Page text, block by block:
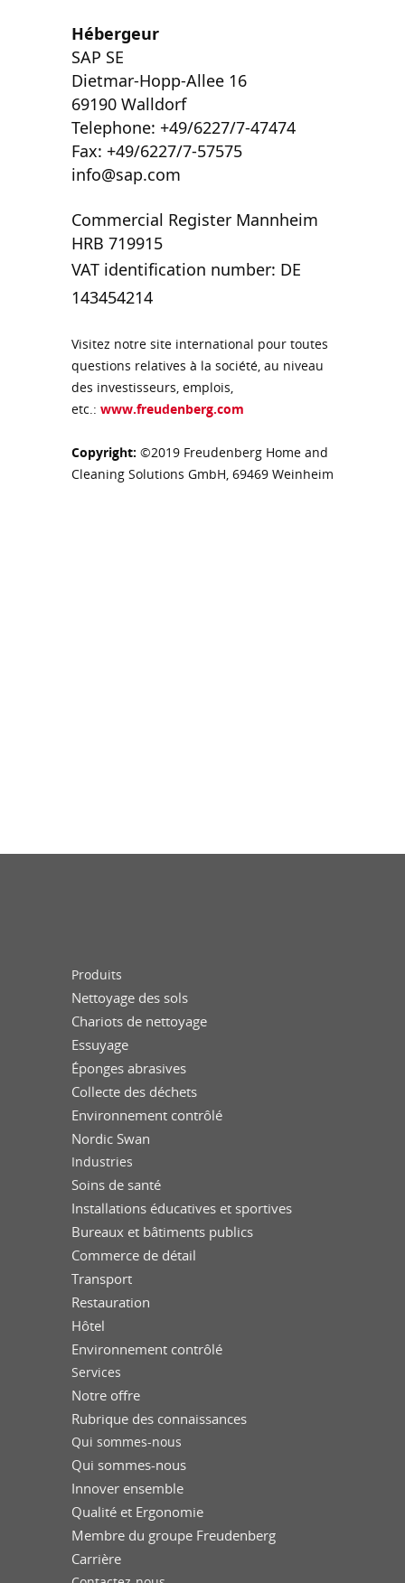
Hébergeur
SAP SE
Dietmar-Hopp-Allee 16
69190 Walldorf
Telephone: +49/6227/7-47474
Fax: +49/6227/7-57575
info@sap.com
Commercial Register Mannheim
HRB 719915
VAT identification number: DE
143454214
Visitez notre site international pour toutes
questions relatives à la société, au niveau
des investisseurs, emplois,
etc.: www.freudenberg.com
Copyright: ©2019 Freudenberg Home and
Cleaning Solutions GmbH, 69469 Weinheim
Produits
Nettoyage des sols
Chariots de nettoyage
Essuyage
Éponges abrasives
Collecte des déchets
Environnement contrôlé
Nordic Swan
Industries
Soins de santé
Installations éducatives et sportives
Bureaux et bâtiments publics
Commerce de détail
Transport
Restauration
Hôtel
Environnement contrôlé
Services
Notre offre
Rubrique des connaissances
Qui sommes-nous
Qui sommes-nous
Innover ensemble
Qualité et Ergonomie
Membre du groupe Freudenberg
Carrière